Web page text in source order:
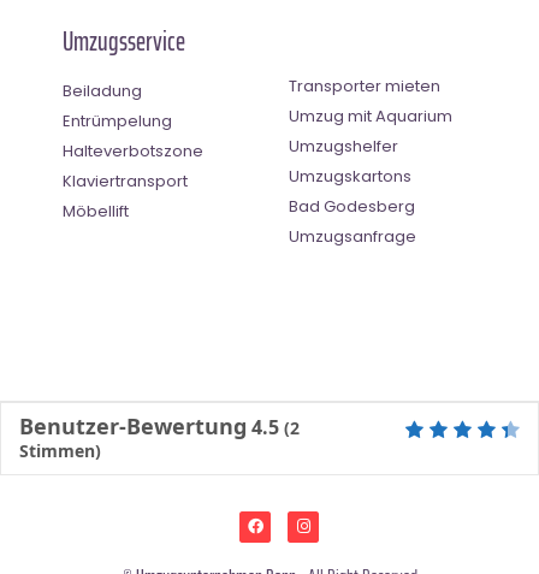
Umzugsservice
Beiladung
Entrümpelung
Halteverbotszone
Klaviertransport
Möbellift
Transporter mieten
Umzug mit Aquarium
Umzugshelfer
Umzugskartons
Bad Godesberg
Umzugsanfrage
Benutzer-Bewertung 4.5 (2
Stimmen)